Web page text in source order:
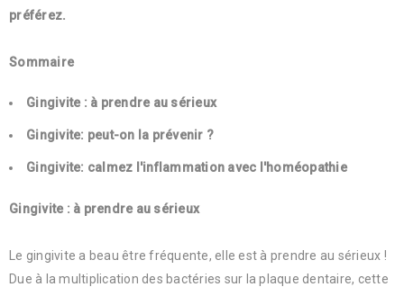
préférez.
Sommaire
Gingivite : à prendre au sérieux
Gingivite: peut-on la prévenir ?
Gingivite: calmez l'inflammation avec l'homéopathie
Gingivite : à prendre au sérieux
Le gingivite a beau être fréquente, elle est à prendre au sérieux !
Due à la multiplication des bactéries sur la plaque dentaire, cette